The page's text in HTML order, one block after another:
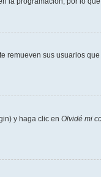
remueven sus usuarios
y haga clic en Olvidé mi